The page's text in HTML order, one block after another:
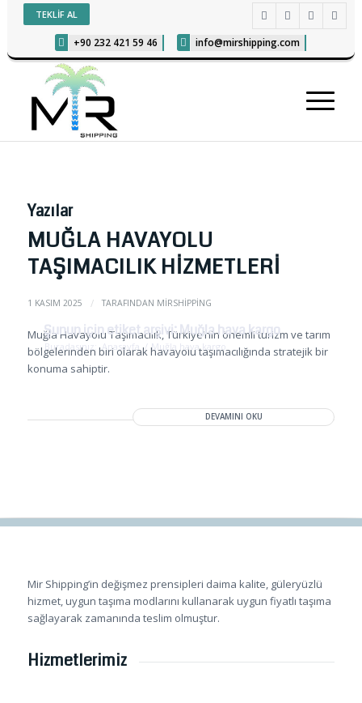
TEKLİF AL
+90 232 421 59 46 info@mirshipping.com
Şunun için etiket arşivi: Muğla hava kargo
Buradasınız: Anasayfa Muğla hava kargo
Yazılar
MUĞLA HAVAYOLU
TAŞIMACILIK HİZMETLERİ
1 KASIM 2025 / TARAFINDAN MIRSHIPPING
Muğla Havayolu Taşımacılık, Türkiye’nin önemli turizm ve tarım
bölgelerinden biri olarak havayolu taşımacılığında stratejik bir
konuma sahiptir.
DEVAMINI OKU
Mir Shipping’in değişmez prensipleri daima kalite, güleryüzlü
hizmet, uygun taşıma modlarını kullanarak uygun fiyatlı taşıma
sağlayarak zamanında teslim olmuştur.
Hizmetlerimiz